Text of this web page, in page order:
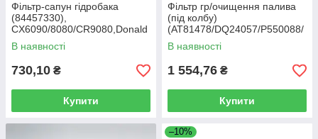
Фільтр-сапун гідробака
(84457330),
CX6090/8080/CR9080,Donald
son
В наявності
730,10 ₴
Купити
Фільтр гр/очищення палива
(під колбу)
(AT81478/DQ24057/P550088/
13038480), JD9500/8400
(Donaldson)
В наявності
1 554,76 ₴
Купити
–10%